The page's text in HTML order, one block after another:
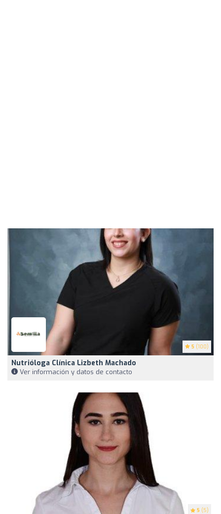
5 (100)
Nutrióloga Clínica Lizbeth Machado
Ver información y datos de contacto
5 (5)